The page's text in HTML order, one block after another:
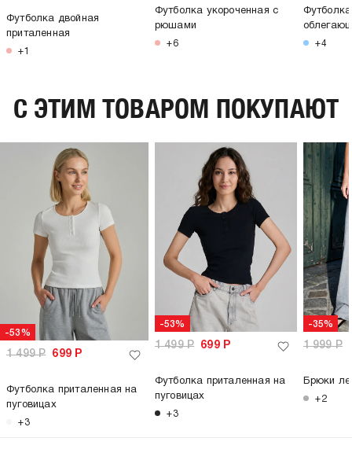
Футболка двойная
приталенная
+1
Футболка укороченная с
рюшами
+6 +4
C ЭТИМ ТОВАРОМ ПОКУПАЮТ
-53%
1 499Р 699 Р
Футболка приталенная на
пуговицах
+3
-53%
1 499Р 699Р
Футболка приталенная на
пуговицах
+3
-35%
1 999Р
Брюки
+2